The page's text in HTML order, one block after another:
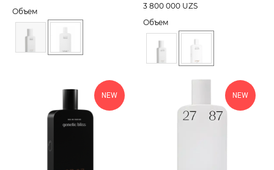
Объем
3 800 000 UZS
Объем
NEW NEW